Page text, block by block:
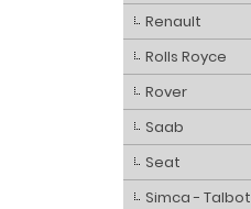
Renault
Rolls Royce
Rover
Saab
Seat
Simca - Talbot